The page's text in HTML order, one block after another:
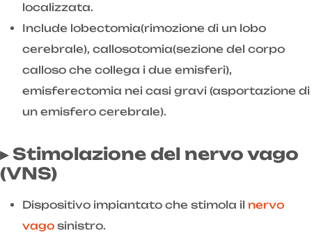
localizzata.
Include lobectomia(rimozione di un lobo
cerebrale), callosotomia(sezione del corpo
calloso che collega i due emisferi),
emisferectomia nei casi gravi (asportazione di
un emisfero cerebrale).
▸ Stimolazione del nervo vago
(VNS)
Dispositivo impiantato che stimola il nervo
vago sinistro.